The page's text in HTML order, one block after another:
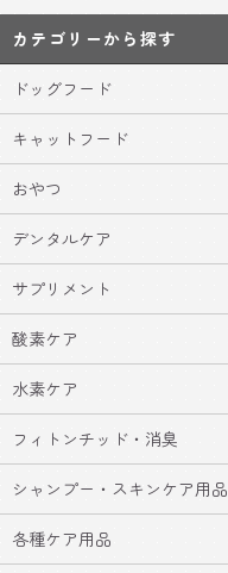
カテゴリーから探す
ドッグフード
キャットフード
おやつ
デンタルケア
サプリメント
酸素ケア
水素ケア
フィトンチッド・消臭
シャンプー・スキンケア用品
各種ケア用品